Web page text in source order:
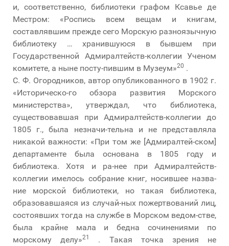
и, соответственно, библиотеки графом Ксавье де
Местром: «Роспись всем вещам и книгам,
составлявшим прежде сего Морскую разноязычную
библиотеку … хранившуюся в бывшем при
Государственной Адмиралтейств-коллегии Ученом
комитете, а ныне посту-пившим в Музеум»20 .
С. Ф. Огородников, автор опубликованного в 1902 г.
«Историческо-го обзора развития Морского
министерства», утверждал, что библиотека,
существовавшая при Адмиралтейств-коллегии до
1805 г., была незначи-тельна и не представляла
никакой важности: «При том же [Адмиралтей-ском]
департаменте была основана в 1805 году и
библиотека. Хотя и ра-нее при Адмиралтейств-
коллегии имелось собрание книг, носившее назва-
ние морской библиотеки, но такая библиотека,
образовавшаяся из случай-ных пожертвований лиц,
состоявших тогда на службе в Морском ведом-стве,
была крайне мала и бедна сочинениями по
морскому делу»21
. Такая точка зрения не